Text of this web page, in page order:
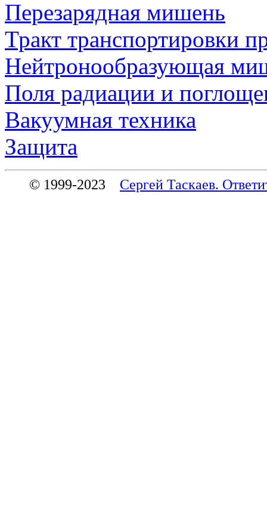
Перезарядная мишень
Тракт транспортировки
Нейтронообразующая
Поля радиации и
Вакуумная техника
Защита
© 1999-2023 Сергей Таскаев.